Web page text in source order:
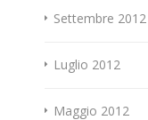
Settembre 2012
Luglio 2012
Maggio 2012